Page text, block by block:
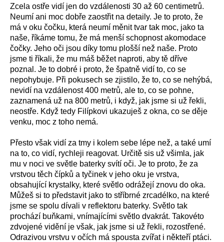
Zcela ostře vidí jen do vzdálenosti 30 až 60 centimetrů.
Neumí ani moc dobře zaostřit na detaily. Je to proto, že
má v oku čočku, která neumí měnit tvar tak moc, jako ta
naše, říkáme tomu, že má menší schopnost akomodace
čočky. Jeho oči jsou díky tomu plošší než naše. Proto
jsme ti říkali, že mu máš běžet naproti, aby tě dříve
poznal. Je to dobré i proto, že špatně vidí to, co se
nepohybuje. Při pokusech se zjistilo, že to, co se nehýbá,
nevidí na vzdálenost 400 metrů, ale to, co se pohne,
zaznamená už na 800 metrů, i když, jak jsme si už řekli,
neostře. Když tedy Filípkovi ukazuješ z okna, co se děje
venku, moc z toho nemá.
Přesto však vidí za tmy i kolem sebe lépe než, a také umí
na to, co vidí, rychleji reagovat. Určitě sis už všimla, jak
mu v noci ve světle baterky svítí oči. Je to proto, že za
vrstvou těch čípků a tyčinek v jeho oku je vrstva,
obsahující krystalky, které světlo odrážejí znovu do oka.
Můžeš si to představit jako to stříbrné zrcadélko, na které
jsme se spolu dívali v reflektoru baterky. Světlo tak
prochází buňkami, vnímajícími světlo dvakrát. Takovéto
zdvojené vidění je však, jak jsme si už řekli, rozostřené.
Odrazivou vrstvu v očích má spousta zvířat i někteří ptáci.